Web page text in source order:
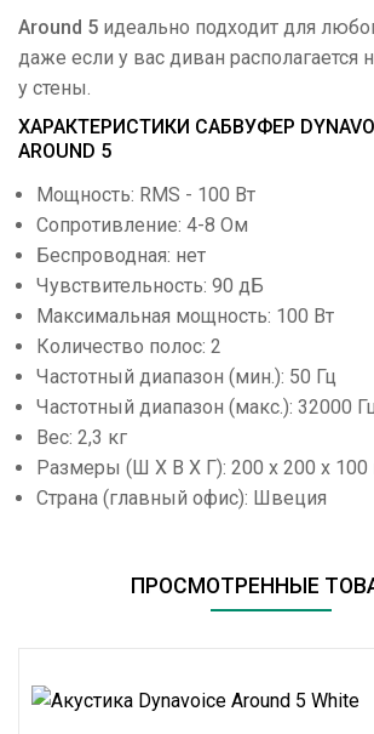
Around 5 идеально подходит для
даже если у вас диван располагается
у стены.
ХАРАКТЕРИСТИКИ САБВУФЕР
AROUND 5
Мощность: RMS - 100 Вт
Сопротивление: 4-8 Ом
Беспроводная: нет
Чувствительность: 90 дБ
Максимальная мощность: 100 Вт
Количество полос: 2
Частотный диапазон (мин.): 50 Гц
Частотный диапазон (макс.): 32000
Вес: 2,3 кг
Размеры (Ш Х В Х Г): 200 х 200 х
Страна (главный офис): Швеция
ПРОСМОТРЕННЫЕ